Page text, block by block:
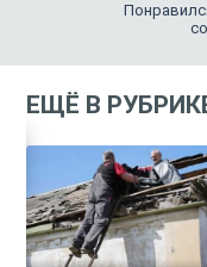
ЕЩЁ В